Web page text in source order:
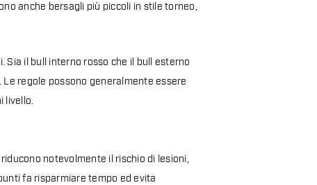
anche bersagli più piccoli in stile torneo,
Sia il bull interno rosso che il bull esterno
regole possono generalmente essere
livello.
notevolmente il rischio di lesioni,
fa risparmiare tempo ed evita